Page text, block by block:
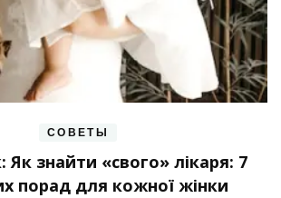
СОВЕТЫ
Як знайти «свого» лікаря: 7
порад для кожної жінки